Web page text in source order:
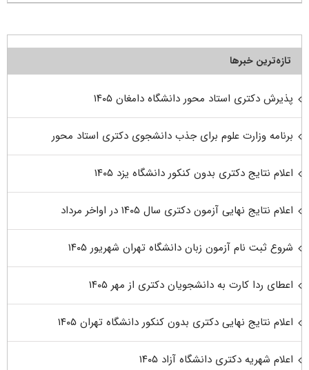
تازه‌ترین خبرها
پذیرش دکتری استاد محور دانشگاه دامغان ۱۴۰۵
برنامه وزارت علوم برای جذب دانشجوی دکتری استاد محور
اعلام نتایج دکتری بدون کنکور دانشگاه یزد ۱۴۰۵
اعلام نتایج نهایی آزمون دکتری سال ۱۴۰۵ در اواخر مرداد
شروع ثبت نام آزمون زبان دانشگاه تهران شهریور ۱۴۰۵
اعطای ردا کارت به دانشجویان دکتری از مهر ۱۴۰۵
اعلام نتایج نهایی دکتری بدون کنکور دانشگاه تهران ۱۴۰۵
اعلام شهریه دکتری دانشگاه آزاد ۱۴۰۵